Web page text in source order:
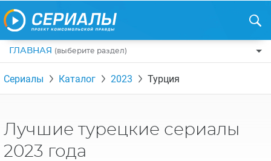
ГЛАВНАЯ (выберите раздел)
ПО ЖАНРАМ
КОМЕДИИ
УЖАСЫ
РЕЦЕНЗИИ
НА ВЫХОДНЫЕ
Сериалы Каталог 2023 Турция
Лучшие турецкие сериалы
2023 года